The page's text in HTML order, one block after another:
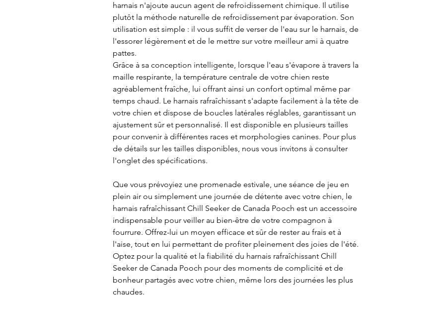
harnais n'ajoute aucun agent de refroidissement chimique. Il utilise
plutôt la méthode naturelle de refroidissement par évaporation. Son
utilisation est simple : il vous suffit de verser de l'eau sur le harnais, de
l'essorer légèrement et de le mettre sur votre meilleur ami à quatre
pattes.
Grâce à sa conception intelligente, lorsque l'eau s'évapore à travers la
maille respirante, la température centrale de votre chien reste
agréablement fraîche, lui offrant ainsi un confort optimal même par
temps chaud. Le harnais rafraîchissant s'adapte facilement à la tête de
votre chien et dispose de boucles latérales réglables, garantissant un
ajustement sûr et personnalisé. Il est disponible en plusieurs tailles
pour convenir à différentes races et morphologies canines. Pour plus
de détails sur les tailles disponibles, nous vous invitons à consulter
l'onglet des spécifications.
Que vous prévoyiez une promenade estivale, une séance de jeu en
plein air ou simplement une journée de détente avec votre chien, le
harnais rafraîchissant Chill Seeker de Canada Pooch est un accessoire
indispensable pour veiller au bien-être de votre compagnon à
fourrure. Offrez-lui un moyen efficace et sûr de rester au frais et à
l'aise, tout en lui permettant de profiter pleinement des joies de l'été.
Optez pour la qualité et la fiabilité du harnais rafraîchissant Chill
Seeker de Canada Pooch pour des moments de complicité et de
bonheur partagés avec votre chien, même lors des journées les plus
chaudes.